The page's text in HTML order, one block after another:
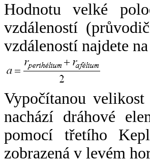
Hodnotu velké
vzdáleností
vzdáleností najdete
Vypočítanou velikost
nachází dráhové
pomocí třetího
zobrazená v levém